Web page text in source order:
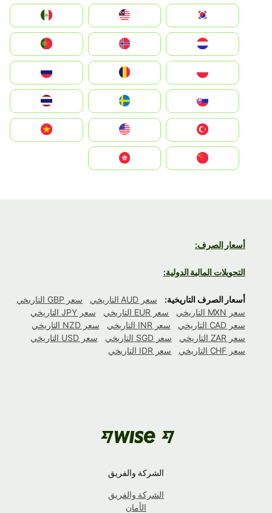
South Korea
Nederland
Portugal
România
Slovensko
United States
Vietnam
أسعار الصرف:
التحويلات المالية الدولية:
أسعار الصرف التاريخية: سعر AUD التاريخي
سعر GBP التاريخي
سعر MXN التاريخي
سعر EUR التاريخي
سعر JPY التاريخي
سعر CAD التاريخي
سعر INR التاريخي
سعر NZD التاريخي
سعر ZAR التاريخي
سعر SGD التاريخي
سعر USD التاريخي
سعر CHF التاريخي
سعر IDR التاريخي
الشركة والفريق
الشركة والفريق
الأمان